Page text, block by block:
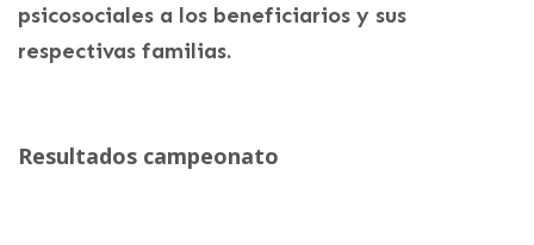
psicosociales a los beneficiarios y sus
respectivas familias.
Resultados campeonato